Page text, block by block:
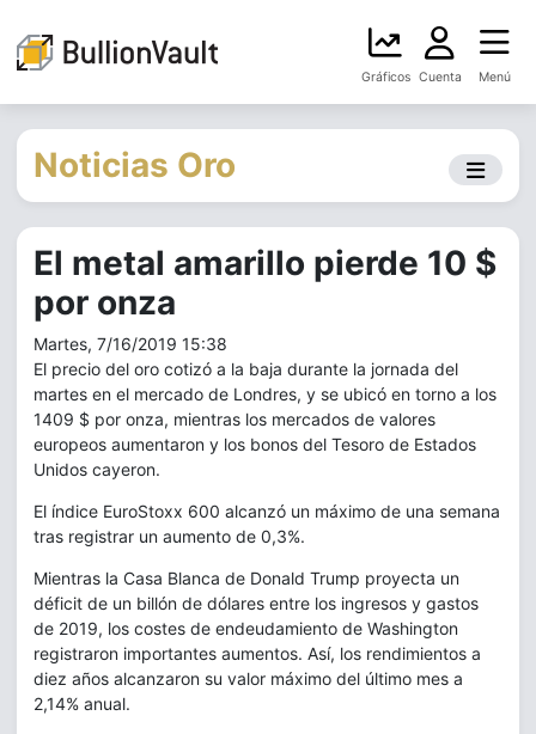
Gráficos Cuenta Menú
Noticias Oro
El metal amarillo pierde 10 $
por onza
Martes, 7/16/2019 15:38
El precio del oro cotizó a la baja durante la jornada del
martes en el mercado de Londres, y se ubicó en torno a los
1409 $ por onza, mientras los mercados de valores
europeos aumentaron y los bonos del Tesoro de Estados
Unidos cayeron.
El índice EuroStoxx 600 alcanzó un máximo de una semana
tras registrar un aumento de 0,3%.
Mientras la Casa Blanca de Donald Trump proyecta un
déficit de un billón de dólares entre los ingresos y gastos
de 2019, los costes de endeudamiento de Washington
registraron importantes aumentos. Así, los rendimientos a
diez años alcanzaron su valor máximo del último mes a
2,14% anual.